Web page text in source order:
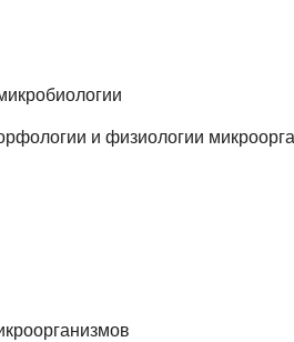
и физиологии